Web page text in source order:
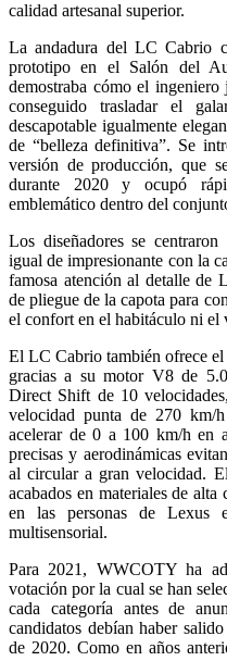
calidad artesanal superior.
La andadura del LC Cabrio
prototipo en el Salón del
demostraba cómo el
conseguido trasladar el
descapotable igualmente
de “belleza definitiva”. Se
versión de producción, que
durante 2020 y ocupó
emblemático dentro del
Los diseñadores se
igual de impresionante con la
famosa atención al detalle de
de pliegue de la capota para
el confort en el habitáculo ni el
El LC Cabrio también ofrece
gracias a su motor V8 de
Direct Shift de 10
velocidad punta de 270 km/h
acelerar de 0 a 100 km/h en
precisas y aerodinámicas
al circular a gran velocidad.
acabados en materiales de
en las personas de Lexus
multisensorial.
Para 2021, WWCOTY ha
votación por la cual se han
cada categoría antes de
candidatos debían haber
de 2020. Como en años